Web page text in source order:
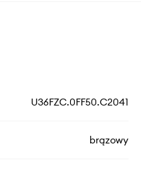
U36FZC.0FF50.C2041
brązowy